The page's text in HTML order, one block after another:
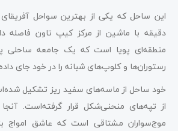
این ساحل که یکی از بهترین سواحل
دقیقه با ماشین از مرکز کیپ تاون فاصله
منطقه‌ای پویا است که یک جامعه ساحلی پر
رستوران‌ها و کلوپ‌های شبانه را در خود جای
خود ساحل از ماسه‌های سفید ریز تشکیل
از تپه‌های منحنی‌شکل قرار گرفته‌است.
موج‌سواران مشتاقی است که عاشق امواج